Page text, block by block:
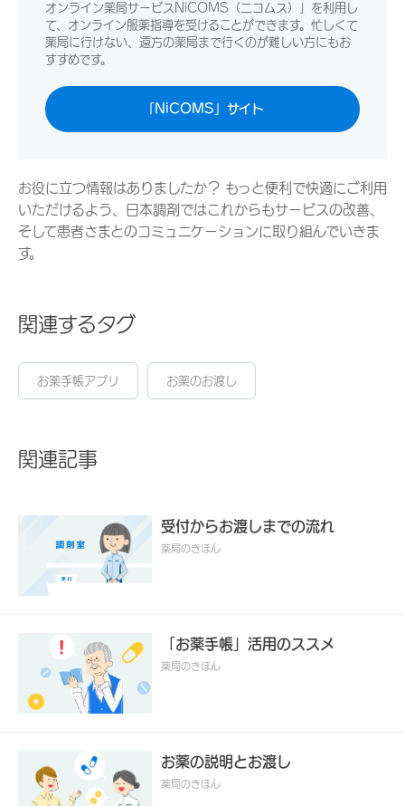
オンライン薬局サービスNiCOMS（ニコムス）」を利用し
て、オンライン服薬指導を受けることができます。忙しくて
薬局に行けない、遠⽅の薬局まで⾏くのが難しい⽅にもお
すすめです。
「NiCOMS」サイト
お役に立つ情報はありましたか？ もっと便利で快適にご利用
いただけるよう、日本調剤ではこれからもサービスの改善、
そして患者さまとのコミュニケーションに取り組んでいきま
す。
関連するタグ
お薬手帳アプリ お薬のお渡し
関連記事
受付からお渡しまでの流れ
薬局のきほん
「お薬手帳」活用のススメ
薬局のきほん
お薬の説明とお渡し
薬局のきほん